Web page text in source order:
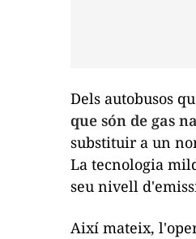
Dels autobusos
que són de gas
substituir a un
La tecnologia
seu nivell
Així mateix,